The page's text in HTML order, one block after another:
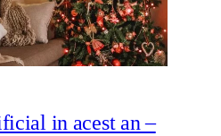
in acest an –